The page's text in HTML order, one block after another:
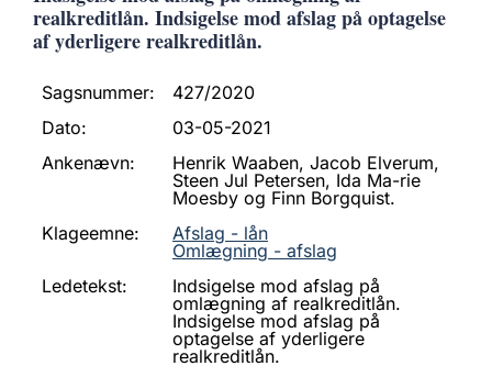
realkreditlån. Indsigelse mod afslag på optagelse
af yderligere realkreditlån.
Sagsnummer:
427/2020
Dato:
03-05-2021
Ankenævn:
Henrik Waaben, Jacob Elverum,
Steen Jul Petersen, Ida Ma-rie
Moesby og Finn Borgquist.
Klageemne:
Afslag - lån
Omlægning - afslag
Ledetekst:
Indsigelse mod afslag på
omlægning af realkreditlån.
Indsigelse mod afslag på
optagelse af yderligere
realkreditlån.